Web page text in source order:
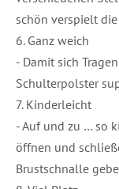
schön verspielt
6. Ganz weich
- Damit sich
Schulterpolster
7. Kinderleicht
- Auf und zu … so
öffnen und
Brustschnalle